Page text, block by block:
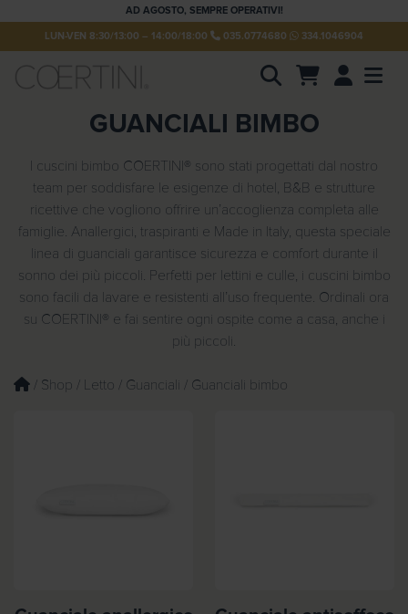
AD AGOSTO, SEMPRE OPERATIVI!
LUN-VEN 8:30/13:00 – 14:00/18:00 035.0774680 334.1046904
Account
e
c
h
GUANCIALI BIMBO
I cuscini bimbo COERTINI® sono stati progettati dal nostro
team per soddisfare le esigenze di hotel, B&B e strutture
ricettive che vogliono offrire un’accoglienza completa alle
famiglie. Anallergici, traspiranti e Made in Italy, questa speciale
linea di guanciali garantisce sicurezza e comfort durante il
sonno dei più piccoli. Perfetti per lettini e culle, i cuscini bimbo
sono facili da lavare e resistenti all’uso frequente. Ordinali ora
su COERTINI® e fai sentire ogni ospite come a casa, anche i
più piccoli.
/ Shop / Letto / Guanciali / Guanciali bimbo